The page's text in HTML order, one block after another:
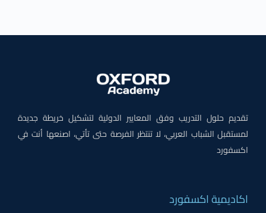
تقديم حلول التدريب وفق المعايير الدولية لتشكيل خريطة جديدة
لمستقبل الشباب العربي، لا تنتظر الفرصة حتى تأتي، اصنعها أنت في
اكسفورد
اكاديمية اكسفورد